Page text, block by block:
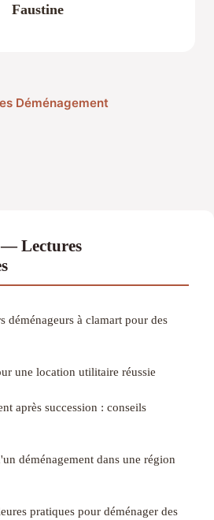
Faustine
Déménagement
— Lectures
déménageurs à clamart pour des
une location utilitaire réussie
après succession : conseils
déménagement dans une région
pratiques pour déménager des